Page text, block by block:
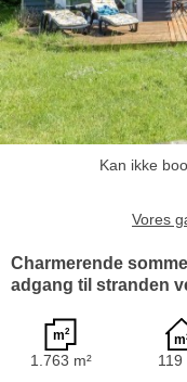
Kan ikke
Vores
Charmerende
adgang til stranden
1.763 m² 119